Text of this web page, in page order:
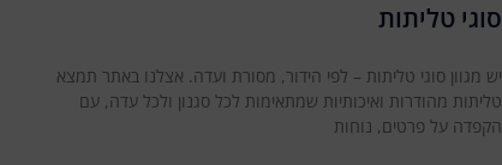
סוגי טליתות
יש מגוון סוגי טליתות – לפי הידור, מסורת ועדה. אצלנו באתר תמצא
טליתות מהודרות ואיכותיות שמתאימות לכל סגנון ולכל עדה, עם
הקפדה על פרטים, נוחות